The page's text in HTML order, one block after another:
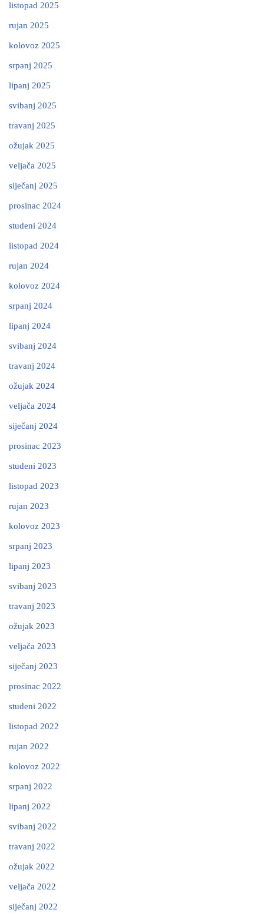
listopad 2025
rujan 2025
kolovoz 2025
srpanj 2025
lipanj 2025
svibanj 2025
travanj 2025
ožujak 2025
veljača 2025
siječanj 2025
prosinac 2024
studeni 2024
listopad 2024
rujan 2024
kolovoz 2024
srpanj 2024
lipanj 2024
svibanj 2024
travanj 2024
ožujak 2024
veljača 2024
siječanj 2024
prosinac 2023
studeni 2023
listopad 2023
rujan 2023
kolovoz 2023
srpanj 2023
lipanj 2023
svibanj 2023
travanj 2023
ožujak 2023
veljača 2023
siječanj 2023
prosinac 2022
studeni 2022
listopad 2022
rujan 2022
kolovoz 2022
srpanj 2022
lipanj 2022
svibanj 2022
travanj 2022
ožujak 2022
veljača 2022
siječanj 2022